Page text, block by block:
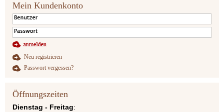
Mein Kundenkonto
Neu registrieren
Passwort vergessen?
Öffnungszeiten
Dienstag - Freitag: